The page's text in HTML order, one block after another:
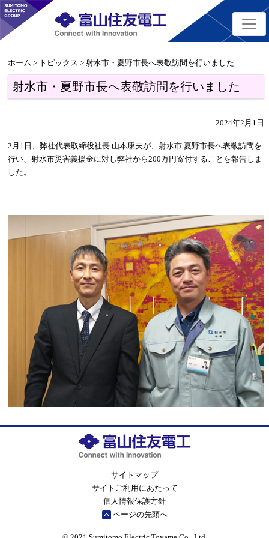
ホーム > トピックス > 射水市・夏野市長へ表敬訪問を行いました
射水市・夏野市長へ表敬訪問を行いました
2024年2月1日
2月1日、弊社代表取締役社長 山本康夫が、射水市 夏野市長へ表敬訪問を
行い、射水市災害義援金に対し弊社から200万円寄付することを報告しま
した。
サイトマップ
サイトご利用にあたって
個人情報保護方針
ページの先頭へ